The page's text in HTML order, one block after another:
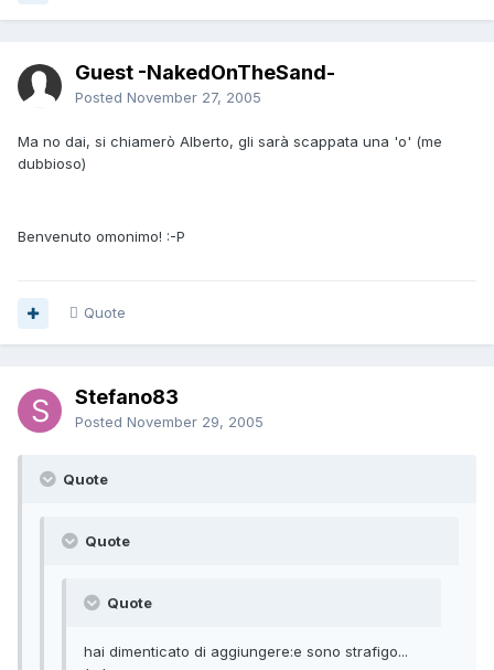
Guest -NakedOnTheSand-
Posted November 27, 2005
Ma no dai, si chiamerò Alberto, gli sarà scappata una 'o' (me
dubbioso)
Benvenuto omonimo! :-P
Quote
Stefano83
Posted November 29, 2005
Quote
Quote
Quote
hai dimenticato di aggiungere:e sono strafigo...